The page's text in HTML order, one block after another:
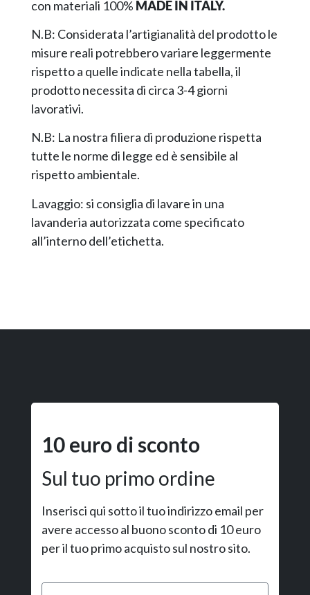
con materiali 100% MADE IN ITALY.
N.B: Considerata l’artigianalità del prodotto le
misure reali potrebbero variare leggermente
rispetto a quelle indicate nella tabella, il
prodotto necessita di circa 3-4 giorni
lavorativi.
N.B: La nostra filiera di produzione rispetta
tutte le norme di legge ed è sensibile al
rispetto ambientale.
Lavaggio: si consiglia di lavare in una
lavanderia autorizzata come specificato
all’interno dell’etichetta.
10 euro di sconto
Sul tuo primo ordine
Inserisci qui sotto il tuo indirizzo email per
avere accesso al buono sconto di 10 euro
per il tuo primo acquisto sul nostro sito.